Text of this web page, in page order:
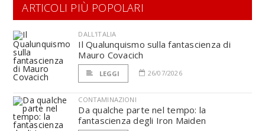
ARTICOLI PIÙ POPOLARI
DALL'ITALIA
Il Qualunquismo sulla fantascienza di
Mauro Covacich
LEGGI 26/07/2026
CONTAMINAZIONI
Da qualche parte nel tempo: la
fantascienza degli Iron Maiden